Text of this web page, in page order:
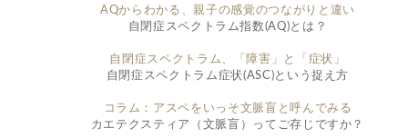
AQからわかる、親子の感覚のつながりと違い
自閉症スペクトラム指数(AQ)とは？
自閉症スペクトラム、「障害」と「症状」
自閉症スペクトラム症状(ASC)という捉え方
コラム：アスペをいっそ文脈盲と呼んでみる
カエテクスティア（文脈盲）ってご存じですか？